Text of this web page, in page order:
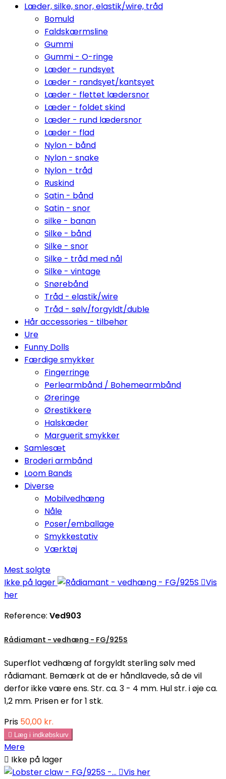
Læder, silke, snor, elastik/wire, tråd
Bomuld
Faldskærmsline
Gummi
Gummi - O-ringe
Læder - rundsyet
Læder - randsyet/kantsyet
Læder - flettet lædersnor
Læder - foldet skind
Læder - rund lædersnor
Læder - flad
Nylon - bånd
Nylon - snake
Nylon - tråd
Ruskind
Satin - bånd
Satin - snor
silke - banan
Silke - bånd
Silke - snor
Silke - tråd med nål
Silke - vintage
Snørebånd
Tråd - elastik/wire
Tråd - sølv/forgyldt/duble
Hår accessories - tilbehør
Ure
Funny Dolls
Færdige smykker
Fingerringe
Perlearmbånd / Bohemearmbånd
Øreringe
Ørestikkere
Halskæder
Marguerit smykker
Samlesæt
Broderi armbånd
Loom Bands
Diverse
Mobilvedhæng
Nåle
Poser/emballage
Smykkestativ
Værktøj
Mest solgte
Ikke på lager
Vis
her
Reference: Ved903
Rådiamant - vedhæng - FG/925S
Superflot vedhæng af forgyldt sterling sølv med
rådiamant. Bemærk at de er håndlavede, så de vil
derfor ikke være ens. Str. ca. 3 - 4 mm. Hul str. i øje ca.
1,2 mm. Prisen er for 1 stk.
Pris 50,00 kr.
 Læg i indkøbskurv
Mere
 Ikke på lager
Vis her